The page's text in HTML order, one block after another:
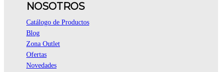
NOSOTROS
Catálogo de Productos
Blog
Zona Outlet
Ofertas
Novedades